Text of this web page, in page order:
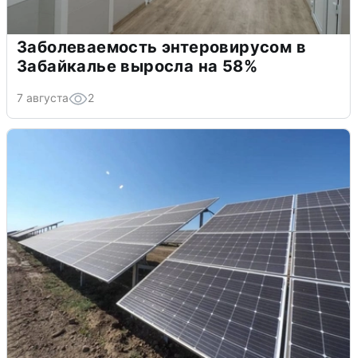
Заболеваемость энтеровирусом в
Забайкалье выросла на 58%
7 августа 2